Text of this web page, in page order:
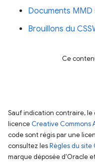
Documents MMD
Brouillons du
Ce
Sauf indication contraire,
licence Creative Commons
code sont régis par une
consultez lesRègles du site
marque déposée d'Oracle